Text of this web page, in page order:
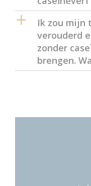
a
Ik zou mijn
verouderd
zonder
brengen.